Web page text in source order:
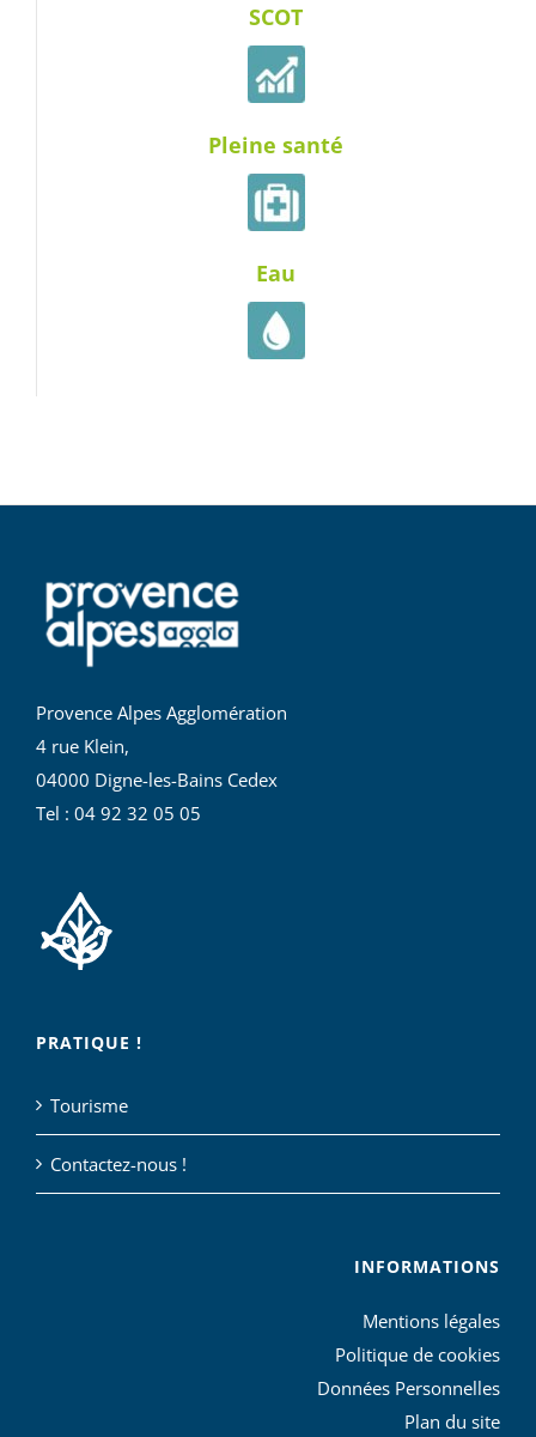
SCOT
Pleine santé
Eau
Provence Alpes Agglomération
4 rue Klein,
04000 Digne-les-Bains Cedex
Tel : 04 92 32 05 05
PRATIQUE !
Tourisme
Contactez-nous !
INFORMATIONS
Mentions légales
Politique de cookies
Données Personnelles
Plan du site